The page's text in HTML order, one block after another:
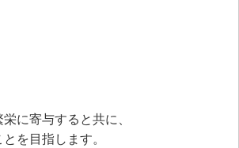
に寄与すると共に、
を目指します。